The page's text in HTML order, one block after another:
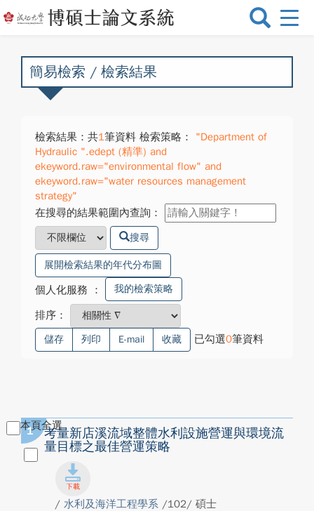
選
換
簡易檢索 / 檢索結果
檢索結果：共1筆資料 檢索策略：
"Department of
Hydraulic ".edept (精準) and
ekeyword.raw="environmental flow" and
ekeyword.raw="water resources management
strategy"
在搜尋的結果範圍內查詢：
搜尋
展開檢索結果的年代分布圖
個人化服務 ： 我的檢索策略
排序：
儲存 列印 E-mail 收藏 已勾選0筆資料
本頁全選
1
考量新店溪流域整體水利設施營運與環境流
量目標之最佳營運策略
/ 水利及海洋工程學系 /102/ 碩士